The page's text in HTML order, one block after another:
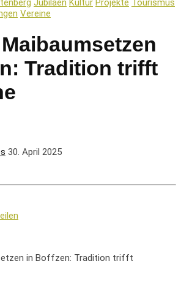
Vereine
Tradition trifft
30. April 2025